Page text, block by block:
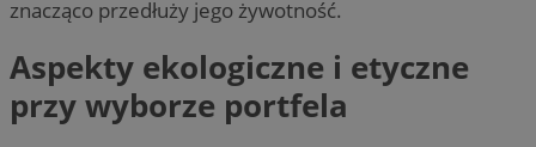
znacząco przedłuży jego żywotność.
Aspekty ekologiczne i etyczne
przy wyborze portfela